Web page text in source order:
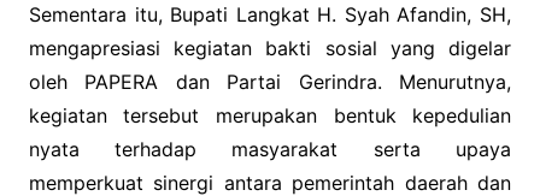
Sementara itu, Bupati Langkat H. Syah Afandin, SH,
mengapresiasi kegiatan bakti sosial yang digelar
oleh PAPERA dan Partai Gerindra. Menurutnya,
kegiatan tersebut merupakan bentuk kepedulian
nyata terhadap masyarakat serta upaya
memperkuat sinergi antara pemerintah daerah dan